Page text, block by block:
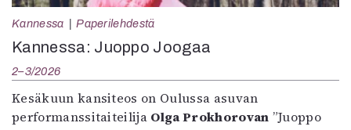
Kannessa Paperilehdestä
Kannessa: Juoppo Joogaa
2–3/2026
Kesäkuun kansiteos on Oulussa asuvan
performanssitaiteilija Olga Prokhorovan ”Juoppo